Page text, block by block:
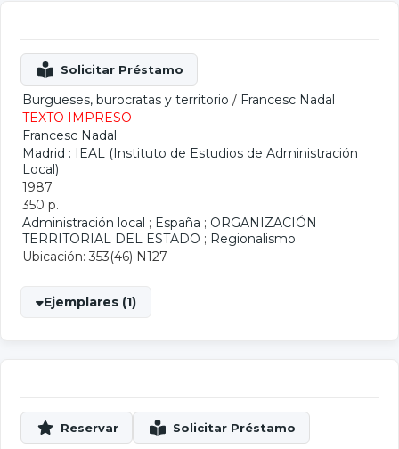
Burgueses, burocratas y territorio / Francesc Nadal
TEXTO IMPRESO
Francesc Nadal
Madrid : IEAL (Instituto de Estudios de Administración
Local)
1987
350 p.
Administración local ; España ; ORGANIZACIÓN
TERRITORIAL DEL ESTADO ; Regionalismo
Ubicación: 353(46) N127
Ejemplares (1)